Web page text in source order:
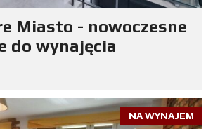
Miasto - nowoczesne
do wynajęcia
NA WYNAJEM